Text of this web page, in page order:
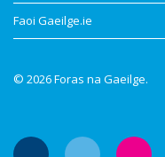
Faoi Gaeilge.ie
© 2026 Foras na Gaeilge.